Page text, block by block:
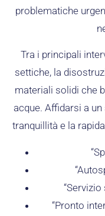
problematiche
Tra i principali
settiche, la
materiali solidi che
acque. Affidarsi a
tranquillità e la
“Servizio
“Pronto